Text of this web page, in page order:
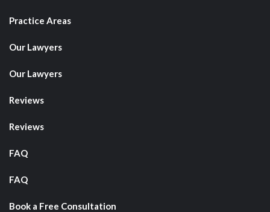
Practice Areas
Our Lawyers
Our Lawyers
Reviews
Reviews
FAQ
FAQ
Book a Free Consultation